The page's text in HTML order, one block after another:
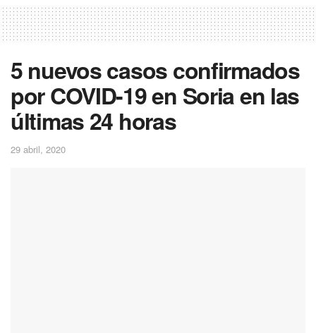
5 nuevos casos confirmados
por COVID-19 en Soria en las
últimas 24 horas
29 abril, 2020